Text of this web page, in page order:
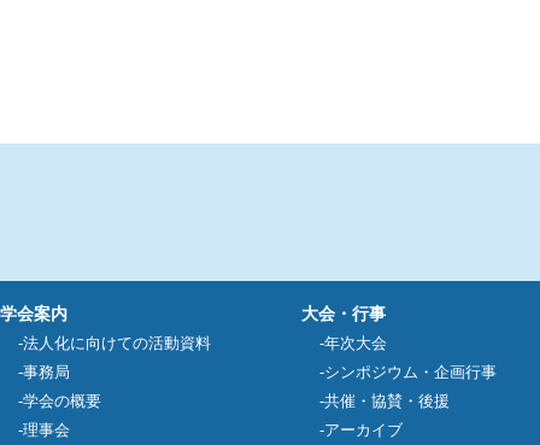
学会案内
法人化に向けての活動資料
事務局
学会の概要
理事会
大会・行事
年次大会
シンポジウム・企画行事
共催・協賛・後援
アーカイブ